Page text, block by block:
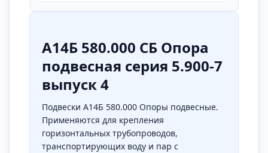
А14Б 580.000 СБ Опора
подвесная серия 5.900-7
выпуск 4
Подвески А14Б 580.000 Опоры подвесные.
Применяются для крепления
горизонтальных трубопроводов,
транспортирующих воду и пар с